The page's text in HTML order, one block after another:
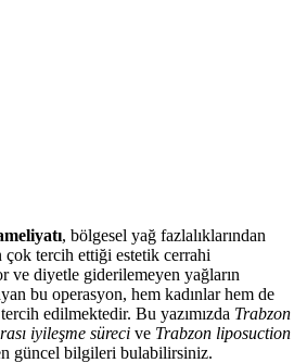
, bölgesel yağ fazlalıklarından
tercih ettiği estetik cerrahi
ve diyetle giderilemeyen yağların
bu operasyon, hem kadınlar hem de
edilmektedir. Bu yazımızda Trabzon
iyileşme süreci ve Trabzon liposuction
güncel bilgileri bulabilirsiniz.